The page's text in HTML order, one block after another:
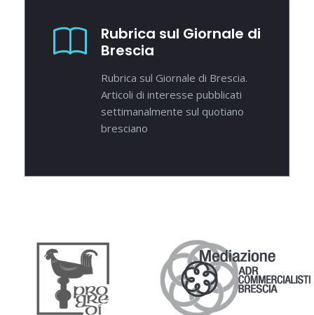
Rubrica sul Giornale di
Brescia
Rubrica sul Giornale di Brescia.
Articoli di interesse pubblicati
settimanalmente sul quotiano
bresciano